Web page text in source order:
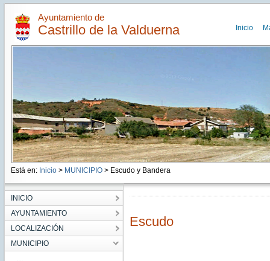
Ayuntamiento de
Castrillo de la Valduerna Inicio
Está en: Inicio > MUNICIPIO> Escudo y Bandera
INICIO
AYUNTAMIENTO
LOCALIZACIÓN
MUNICIPIO
Escudo